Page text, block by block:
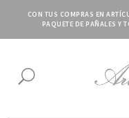
CON TUS COMPRAS EN
PAQUETE DE PAÑALES Y
U